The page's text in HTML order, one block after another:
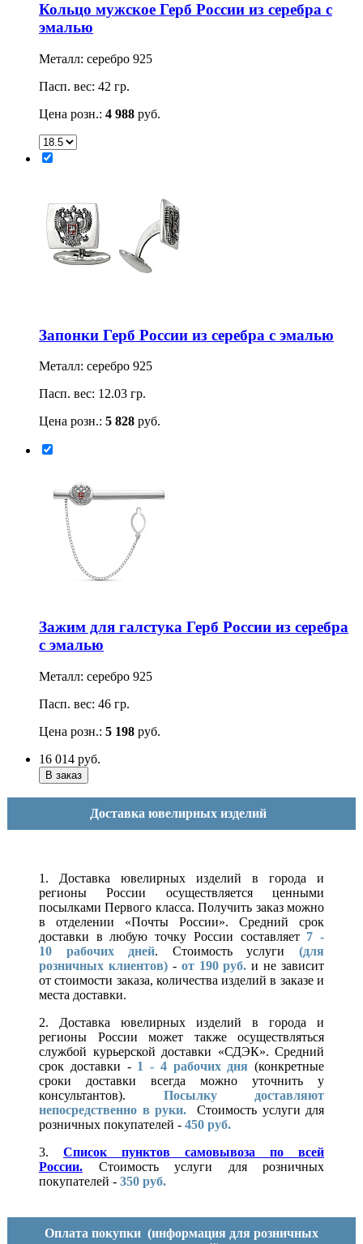
Кольцо мужское Герб России из серебра с
эмалью
Металл: серебро 925
Пасп. вес: 42 гр.
Цена розн.: 4 988 руб.
Запонки Герб России из серебра с эмалью
Металл: серебро 925
Пасп. вес: 12.03 гр.
Цена розн.: 5 828 руб.
Зажим для галстука Герб России из серебра
с эмалью
Металл: серебро 925
Пасп. вес: 46 гр.
Цена розн.: 5 198 руб.
16 014 руб.
Доставка ювелирных изделий
1. Доставка ювелирных изделий в города и
регионы России осуществляется ценными
посылками Первого класса. Получить заказ можно
в отделении «Почты России». Средний срок
доставки в любую точку России составляет 7 -
10 рабочих дней. Стоимость услуги(для
розничных клиентов)- от 190 руб. и не зависит
от стоимости заказа, количества изделий в заказе и
места доставки.
2. Доставка ювелирных изделий в города и
регионы России может также осуществляться
службой курьерской доставки «СДЭК». Средний
срок доставки - 1 - 4 рабочих дня (конкретные
сроки доставки всегда можно уточнить у
консультантов). Посылку доставляют
непосредственно в руки.
Стоимость услуги для
розничных покупателей - 450 руб.
3. Список пунктов самовывоза по всей
России.
Стоимость услуги для розничных
покупателей - 350 руб.
Оплата покупки (информация для розничных